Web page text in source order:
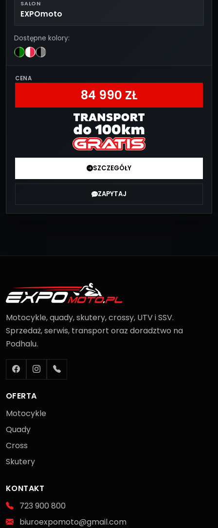
SALON
EXPOmoto
Dostępne kolory:
CENA
84 990 ZŁ
SZCZEGÓŁY
ZAPYTAJ
Motocykle, quady, skutery, crossy, UTV i SSV.
Sprzedaż, serwis, transport oraz doradztwo na
Podhalu.
OFERTA
Motocykle
Quady
Cross
Skutery
KONTAKT
723 900 800
biuroexpomoto@gmail.com